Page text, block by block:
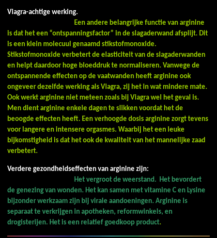
Viagra-achtige werking.
Een andere belangrijke functie van arginine
is dat het een “ontspanningsfactor” in de slagaderwand afsplijt. Dit
is een klein molecuul genaamd stikstofmonoxide.
Stikstofmonoxide verbetert de elasticiteit van de slagaderwanden
en helpt daardoor hoge bloeddruk te normaliseren. Vanwege de
ontspannende effecten op de vaatwanden heeft arginine ook
ongeveer dezelfde werking als Viagra, zij het in wat mindere mate.
Ook werkt arginine niet meteen zoals bij Viagra wel het geval is.
Men dient arginine enkele dagen te slikken voordat het de
beoogde effecten heeft. Een verhoogde dosis arginine zorgt tevens
voor langere en intensere orgasmes. Waarbij het een leuke
bijkomstigheid is dat het ook de kwaliteit van het mannelijke zaad
verbetert.
Verdere gezondheidseffecten van arginine zijn:
Het vergroot de weerstand. Het bevordert
de genezing van wonden. Het kan samen met vitamine C en Lysine
bijzonder werkzaam zijn bij virale aandoeningen. Arginine is
separaat te verkrijgen in apotheken, reformwinkels, en
drogisterijen. Het is een relatief goedkoop product.